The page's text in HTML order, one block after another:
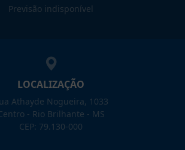
Previsão indisponível
LOCALIZAÇÃO
Athayde Nogueira, 1033
- Rio Brilhante - MS
CEP: 79.130-000